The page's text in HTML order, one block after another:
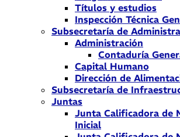
Títulos y estudios
Inspección Técnica
Subsecretaría de
Administración
Contaduría
Capital Humano
Dirección de
Subsecretaría de
Juntas
Junta Calificadora de
Inicial